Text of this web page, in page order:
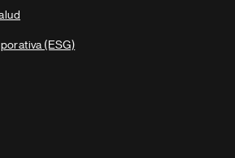
(ESG)